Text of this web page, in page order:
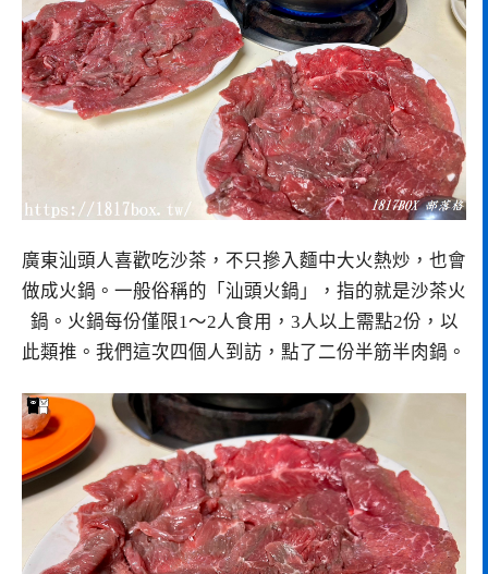
廣東汕頭人喜歡吃沙茶，不只摻入麵中大火熱炒，也會
做成火鍋。一般俗稱的「汕頭火鍋」，指的就是沙茶火
鍋。火鍋每份僅限1～2人食用，3人以上需點2份，以
此類推。我們這次四個人到訪，點了二份半筋半肉鍋。